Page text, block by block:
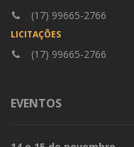
(17) 99665-2766
LICITAÇÕES
(17) 99665-2766
EVENTOS